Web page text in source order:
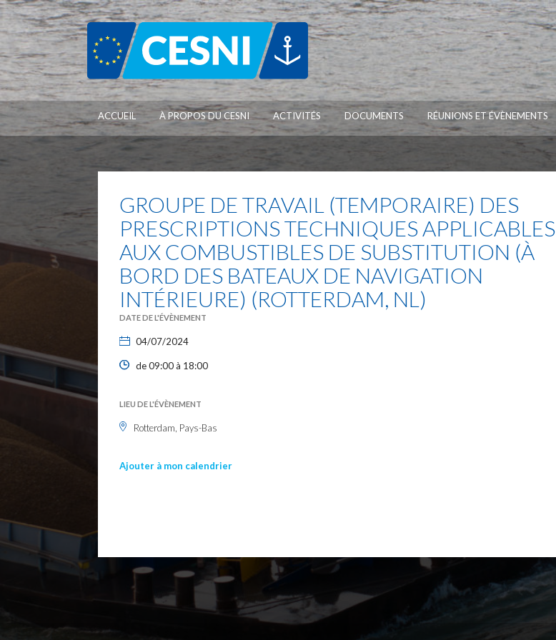
ACCUEIL À PROPOS DU CESNI ACTIVITÉS DOCUMENTS RÉUNIONS ET ÉVÈNEMENTS
GROUPE DE TRAVAIL (TEMPORAIRE) DES
PRESCRIPTIONS TECHNIQUES APPLICABLES
AUX COMBUSTIBLES DE SUBSTITUTION (À
BORD DES BATEAUX DE NAVIGATION
INTÉRIEURE) (ROTTERDAM, NL)
DATE DE L'ÉVÈNEMENT
04/07/2024
de 09:00 à 18:00
LIEU DE L'ÉVÈNEMENT
Rotterdam, Pays-Bas
Ajouter à mon calendrier
Panneau de gestion des cookies